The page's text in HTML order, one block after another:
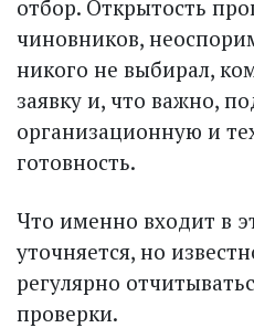
отбор. Открытость
чиновников,
никого не выбирал,
заявку и, что важно,
организационную и
готовность.
Что именно входит в
уточняется, но
регулярно
проверки.